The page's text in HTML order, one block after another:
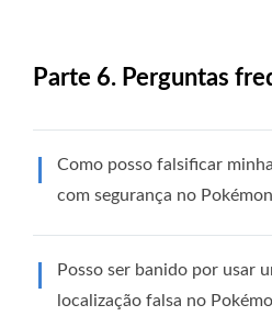
Parte 6. Perguntas
Como posso falsificar
com segurança no
Posso ser banido por usar
localização falsa no